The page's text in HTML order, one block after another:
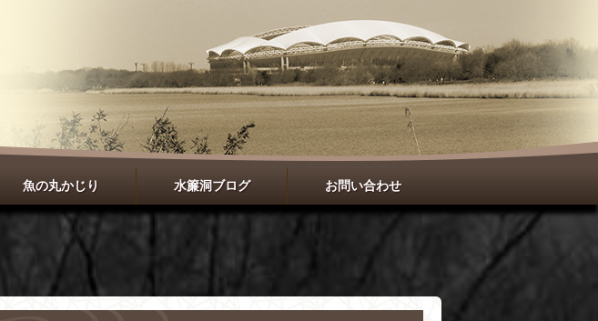
魚の丸かじり 水簾洞ブログ お問い合わせ